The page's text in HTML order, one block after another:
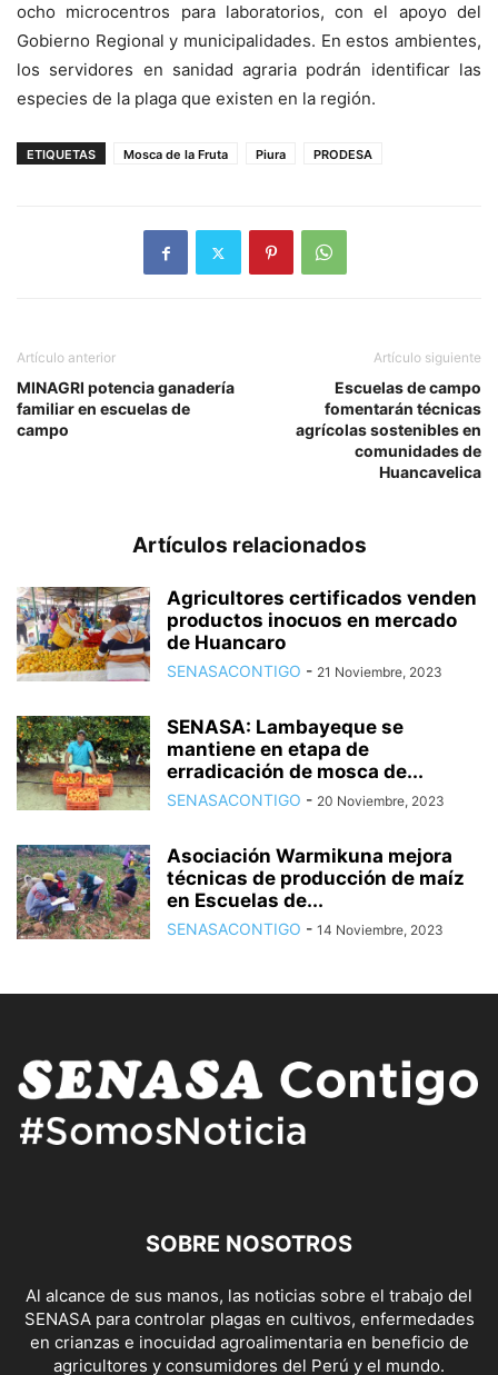
ocho microcentros para laboratorios, con el apoyo del
Gobierno Regional y municipalidades. En estos ambientes,
los servidores en sanidad agraria podrán identificar las
especies de la plaga que existen en la región.
ETIQUETAS Mosca de la Fruta Piura PRODESA
Artículo anterior
MINAGRI potencia ganadería
familiar en escuelas de
campo
Artículo siguiente
Escuelas de campo
fomentarán técnicas
agrícolas sostenibles en
comunidades de
Huancavelica
Artículos relacionados
Agricultores certificados venden
productos inocuos en mercado
de Huancaro
SENASACONTIGO - 21 Noviembre, 2023
SENASA: Lambayeque se
mantiene en etapa de
erradicación de mosca de...
SENASACONTIGO - 20 Noviembre, 2023
Asociación Warmikuna mejora
técnicas de producción de maíz
en Escuelas de...
SENASACONTIGO - 14 Noviembre, 2023
SOBRE NOSOTROS
Al alcance de sus manos, las noticias sobre el trabajo del
SENASA para controlar plagas en cultivos, enfermedades
en crianzas e inocuidad agroalimentaria en beneficio de
agricultores y consumidores del Perú y el mundo.